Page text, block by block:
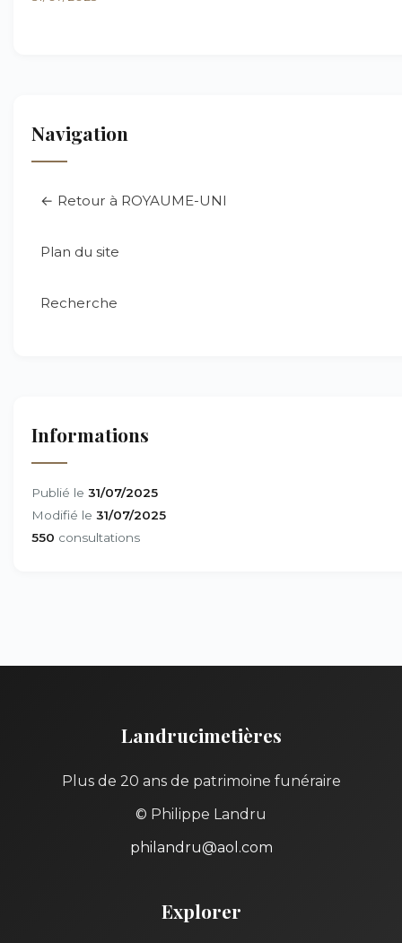
Navigation
← Retour à ROYAUME-UNI
Plan du site
Recherche
Informations
Publié le 31/07/2025
Modifié le 31/07/2025
550 consultations
Landrucimetières
Plus de 20 ans de patrimoine funéraire
© Philippe Landru
philandru@aol.com
Explorer